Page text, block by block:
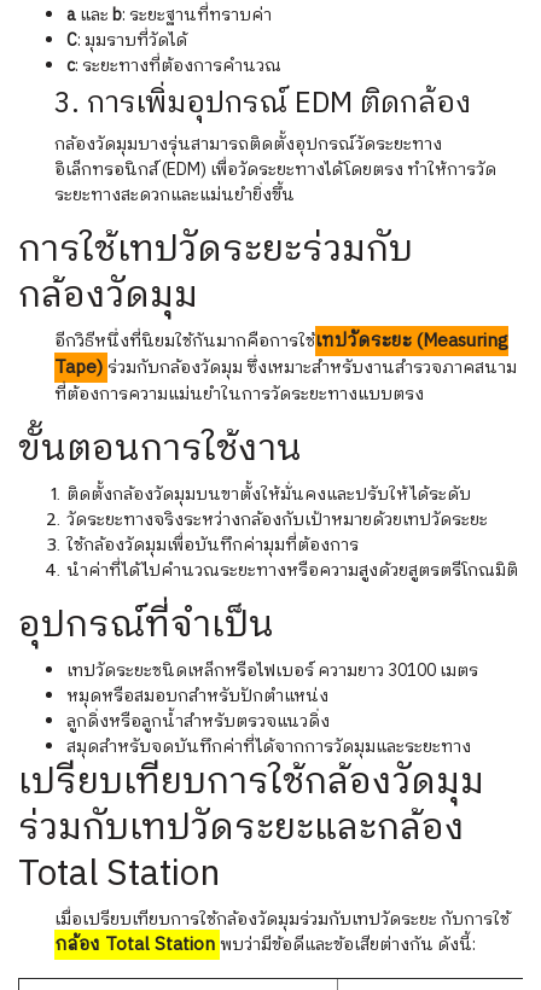
aและb: ระยะฐานที่ทราบค่า
C: มุมราบที่วัดได้
c: ระยะทางที่ต้องการคำนวณ
3. การเพิ่มอุปกรณ์ EDM ติดกล้อง
กล้องวัดมุมบางรุ่นสามารถติดตั้งอุปกรณ์วัดระยะทาง
อิเล็กทรอนิกส์ (EDM) เพื่อวัดระยะทางได้โดยตรง ทำให้การวัด
ระยะทางสะดวกและแม่นยำยิ่งขึ้น
การใช้เทปวัดระยะร่วมกับ
กล้องวัดมุม
อีกวิธีหนึ่งที่นิยมใช้กันมากคือการใช้เทปวัดระยะ (Measuring
Tape) ร่วมกับกล้องวัดมุม ซึ่งเหมาะสำหรับงานสำรวจภาคสนาม
ที่ต้องการความแม่นยำในการวัดระยะทางแบบตรง
ขั้นตอนการใช้งาน
ติดตั้งกล้องวัดมุมบนขาตั้งให้มั่นคงและปรับให้ได้ระดับ
วัดระยะทางจริงระหว่างกล้องกับเป้าหมายด้วยเทปวัดระยะ
ใช้กล้องวัดมุมเพื่อบันทึกค่ามุมที่ต้องการ
นำค่าที่ได้ไปคำนวณระยะทางหรือความสูงด้วยสูตรตรีโกณมิติ
อุปกรณ์ที่จำเป็น
เทปวัดระยะชนิดเหล็กหรือไฟเบอร์ ความยาว 30100 เมตร
หมุดหรือสมอบกสำหรับปักตำแหน่ง
ลูกดิ่งหรือลูกน้ำสำหรับตรวจแนวดิ่ง
สมุดสำหรับจดบันทึกค่าที่ได้จากการวัดมุมและระยะทาง
เปรียบเทียบการใช้กล้องวัดมุม
ร่วมกับเทปวัดระยะและกล้อง
Total Station
เมื่อเปรียบเทียบการใช้กล้องวัดมุมร่วมกับเทปวัดระยะ กับการใช้
กล้อง Total Stationพบว่ามีข้อดีและข้อเสียต่างกัน ดังนี้: